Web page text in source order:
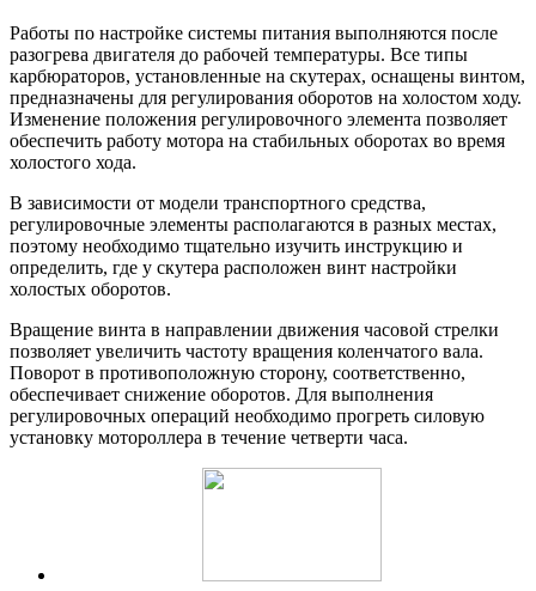
Работы по настройке системы питания выполняются после
разогрева двигателя до рабочей температуры. Все типы
карбюраторов, установленные на скутерах, оснащены винтом,
предназначены для регулирования оборотов на холостом ходу.
Изменение положения регулировочного элемента позволяет
обеспечить работу мотора на стабильных оборотах во время
холостого хода.
В зависимости от модели транспортного средства,
регулировочные элементы располагаются в разных местах,
поэтому необходимо тщательно изучить инструкцию и
определить, где у скутера расположен винт настройки
холостых оборотов.
Вращение винта в направлении движения часовой стрелки
позволяет увеличить частоту вращения коленчатого вала.
Поворот в противоположную сторону, соответственно,
обеспечивает снижение оборотов. Для выполнения
регулировочных операций необходимо прогреть силовую
установку мотороллера в течение четверти часа.